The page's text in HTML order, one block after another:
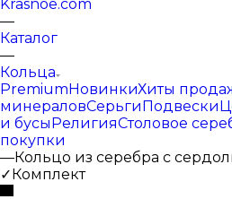
Krasnoe.com
—
Каталог
—
Кольца
PremiumНовинкиХиты
минераловСерьгиПодвески
и бусыРелигияСтоловое
покупки
—Кольцо из серебра с
✓Комплект